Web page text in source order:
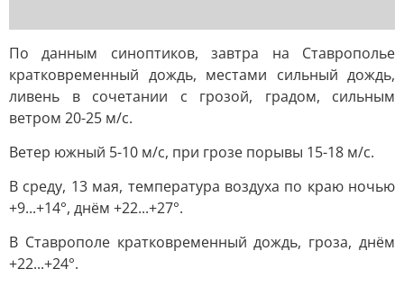
По данным синоптиков, завтра на Ставрополье
кратковременный дождь, местами сильный дождь,
ливень в сочетании с грозой, градом, сильным
ветром 20-25 м/с.
Ветер южный 5-10 м/с, при грозе порывы 15-18 м/с.
В среду, 13 мая, температура воздуха по краю ночью
+9...+14°, днём +22...+27°.
В Ставрополе кратковременный дождь, гроза, днём
+22...+24°.